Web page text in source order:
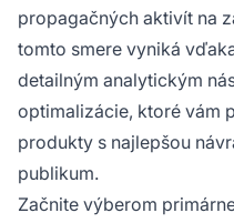
propagačných aktivít na
tomto smere vyniká
detailným analytickým
optimalizácie, ktoré vám
produkty s najlepšou
publikum.
Začnite výberom